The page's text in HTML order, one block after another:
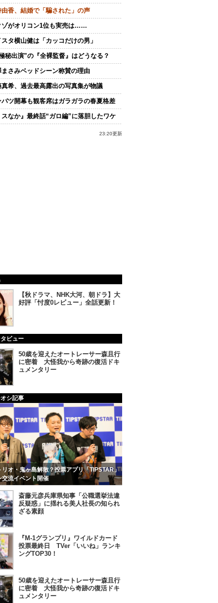
由香、結婚で「騙された」の声
ゾがオリコン1位も実売は……
タ横山健は「カッコだけの男」
秘出演”の『全裸監督』はどうなる？
まさみベッドシーン称賛の理由
真希、過去最高露出の写真集が物議
バツ開幕も観客席はガラガラの春夏格差
スなか』最終話“ガロ編”に落胆したワケ
23:20更新
【秋ドラマ、NHK大河、朝ドラ】大
好評「忖度0レビュー」全話更新！
ビュー
50歳を迎えたオートレーサー森且行
に密着 大怪我から奇跡の復活ドキ
ュメンタリー
シ記事
リオ・鬼ヶ島解散？投票アプリ「TIPSTAR」
交流イベント開催
斎藤元彦兵庫県知事「公職選挙法違
反疑惑」に揺れる美人社長の知られ
ざる素顔
『M-1グランプリ』ワイルドカード
投票最終日 TVer「いいね」ランキ
ングTOP30！
50歳を迎えたオートレーサー森且行
に密着 大怪我から奇跡の復活ドキ
ュメンタリー